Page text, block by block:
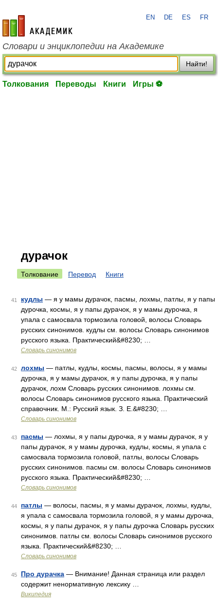
academic.ru
EN DE ES FR
Словари и энциклопедии на Академике
Найти!
Толкования Переводы Книги Игры ⚽
дурачок
Толкование Перевод Книги
41 кудлы — я у мамы дурачок, пасмы, лохмы, патлы, я у папы
дурочка, космы, я у папы дурачок, я у мамы дурочка, я
упала с самосвала тормозила головой, волосы Словарь
русских синонимов. кудлы см. волосы Словарь синонимов
русского языка. Практический&#8230; …
Словарь синонимов
42 лохмы — патлы, кудлы, космы, пасмы, волосы, я у мамы
дурочка, я у мамы дурачок, я у папы дурочка, я у папы
дурачок, лохм Словарь русских синонимов. лохмы см.
волосы Словарь синонимов русского языка. Практический
справочник. М.: Русский язык. З. Е.&#8230; …
Словарь синонимов
43 пасмы — лохмы, я у папы дурочка, я у мамы дурачок, я у
папы дурачок, я у мамы дурочка, кудлы, космы, я упала с
самосвала тормозила головой, патлы, волосы Словарь
русских синонимов. пасмы см. волосы Словарь синонимов
русского языка. Практический&#8230; …
Словарь синонимов
44 патлы — волосы, пасмы, я у мамы дурачок, лохмы, кудлы,
я упала с самосвала тормозила головой, я у мамы дурочка,
космы, я у папы дурачок, я у папы дурочка Словарь русских
синонимов. патлы см. волосы Словарь синонимов русского
языка. Практический&#8230; …
Словарь синонимов
45 Про дурачка — Внимание! Данная страница или раздел
содержит ненормативную лексику …
Википедия